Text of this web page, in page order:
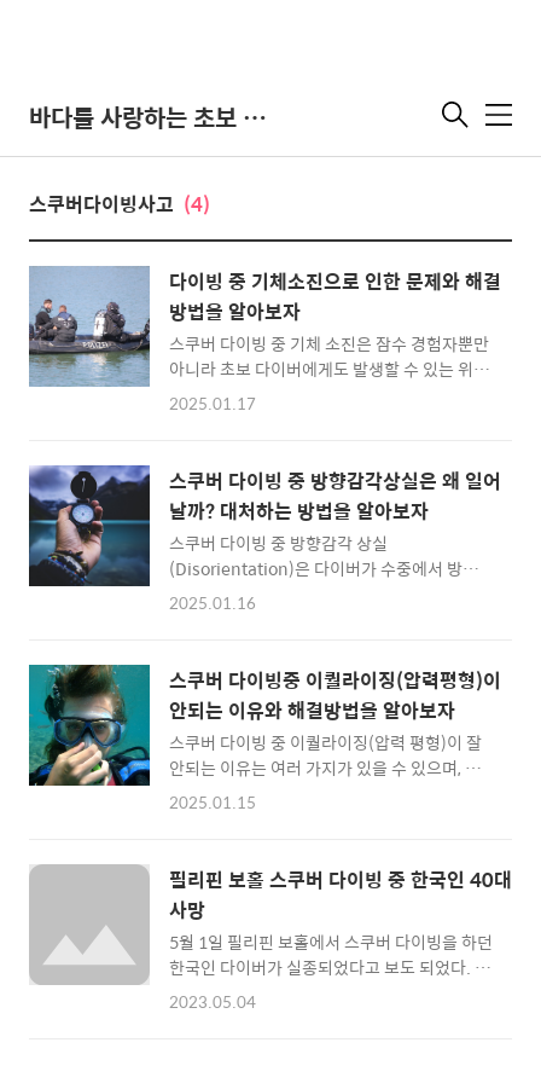
바다를 사랑하는 초보 다이버 메
스쿠버다이빙사고 (4)
다이빙 중 기체소진으로 인한 문제와 해결
방법을 알아보자
스쿠버 다이빙 중 기체 소진은 잠수 경험자뿐만
아니라 초보 다이버에게도 발생할 수 있는 위험
한 상황입니다. 기체 소진은 충분히 예방할 수
책, 그리고 해결법을 정리한 내용입니다. 1. 기
체 소진의 주요 원인호흡 속도 조절 실패다이빙
계획 부족부력 조절 실패체력 소모 과다장비 결
함 2. 예방책1) 다이빙 전 준비탱크 압력 확인:
다이빙 시작 전 압력이 충분한지(대개 200 bar
이상) 확인.다이빙 계획 수립: 예상 다이빙 시간,
조절깊고 안정된 호흡: 천천히, 일정한 리듬으로
호흡하여 기체 소모를 줄임.부력 조..
2025.01.17
스쿠버 다이빙 중 방향감각상실은 왜 일어
날까? 대처하는 방법을 알아보자
스쿠버 다이빙 중 방향감각 상실
(Disorientation)은 다이버가 수중에서 방향을
제대로 인지하지 못하는 현상으로, 이는 위험한
다. 1. 방향감각 상실의 주요 원인수중 환경의
특성조류 또는 유속스쿠버 장비와 환경의 조합
심리적 요인중성부력 실패심해 또는 수평선 혼
란다이버 현기증(Vertigo) 2. 방향감각 상실 시
발생할 수 있는 문제수심 초과기체 소진버디와
의 분리공황 상태표면 접근 실패 3. 방향감각 상
제 상황에서의 행동중성부력 회복버디와의 신
호 교환수면으로 상승조류에 휩쓸렸을 경우 4.
예방 방법1) 다이빙 전 준비환경..
2025.01.16
스쿠버 다이빙중 이퀄라이징(압력평형)이
안되는 이유와 해결방법을 알아보자
스쿠버 다이빙 중 이퀄라이징(압력 평형)이 잘
안되는 이유는 여러 가지가 있을 수 있으며, 이
는 불편함을 초래할 뿐만 아니라 귀 손상(또는
리했습니다. 이퀄라이징이 안되는 주요 원인너
무 빠른 하강감기 또는 코막힘유스타키오관 기
능 저하긴장 상태잘못된 이퀄라이징 기술 해결
법 및 예방 방법1) 적절한 이퀄라이징 기술 사용
발살바(Valsalva) 기법코를 잡고 살짝 바람을
불어 귀로 공기가 전달되도록 함.프렌젤
2025.01.15
필리핀 보홀 스쿠버 다이빙 중 한국인 40대
사망
5월 1일 필리핀 보홀에서 스쿠버 다이빙을 하던
한국인 다이버가 실종되었다고 보도 되었다. 이
후 2일 필리핀 해경 수색작업에 의해 사망 상태
2023.05.04